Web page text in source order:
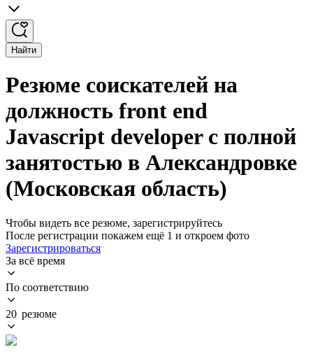
Найти
Резюме соискателей на
должность front end
Javascript developer с полной
занятостью в Александровке
(Московская область)
Чтобы видеть все резюме, зарегистрируйтесь
После регистрации покажем ещё 1 и откроем фото
Зарегистрироваться
За всё время
По соответствию
20 резюме